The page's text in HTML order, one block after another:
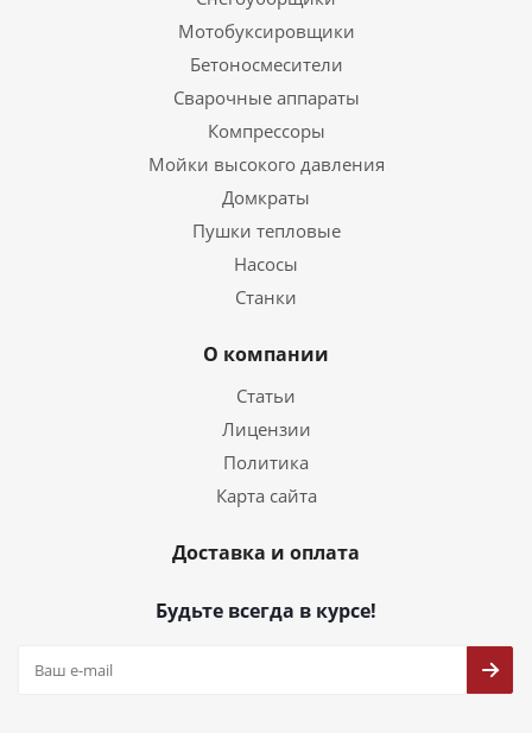
Мотобуксировщики
Бетоносмесители
Сварочные аппараты
Компрессоры
Мойки высокого давления
Домкраты
Пушки тепловые
Насосы
Станки
О компании
Статьи
Лицензии
Политика
Карта сайта
Доставка и оплата
Будьте всегда в курсе!